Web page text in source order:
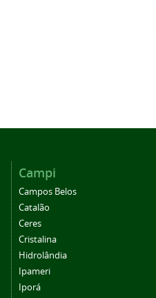
Campi
Campos Belos
Catalão
Ceres
Cristalina
Hidrolândia
Ipameri
Iporá